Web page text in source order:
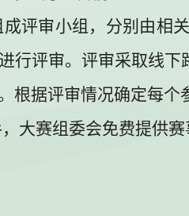
评审小组，分别由相
行评审。评审采取线
根据评审情况确定每个
大赛组委会免费提供